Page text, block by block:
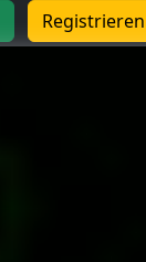
Registrieren